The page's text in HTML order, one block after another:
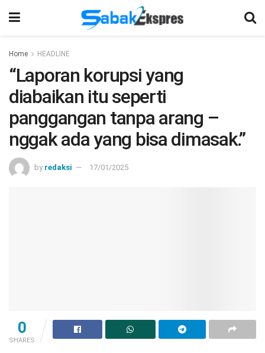
Home HEADLINE
“Laporan korupsi yang
diabaikan itu seperti
panggangan tanpa arang –
nggak ada yang bisa dimasak.”
by redaksi 17/01/2025
0
SHARES